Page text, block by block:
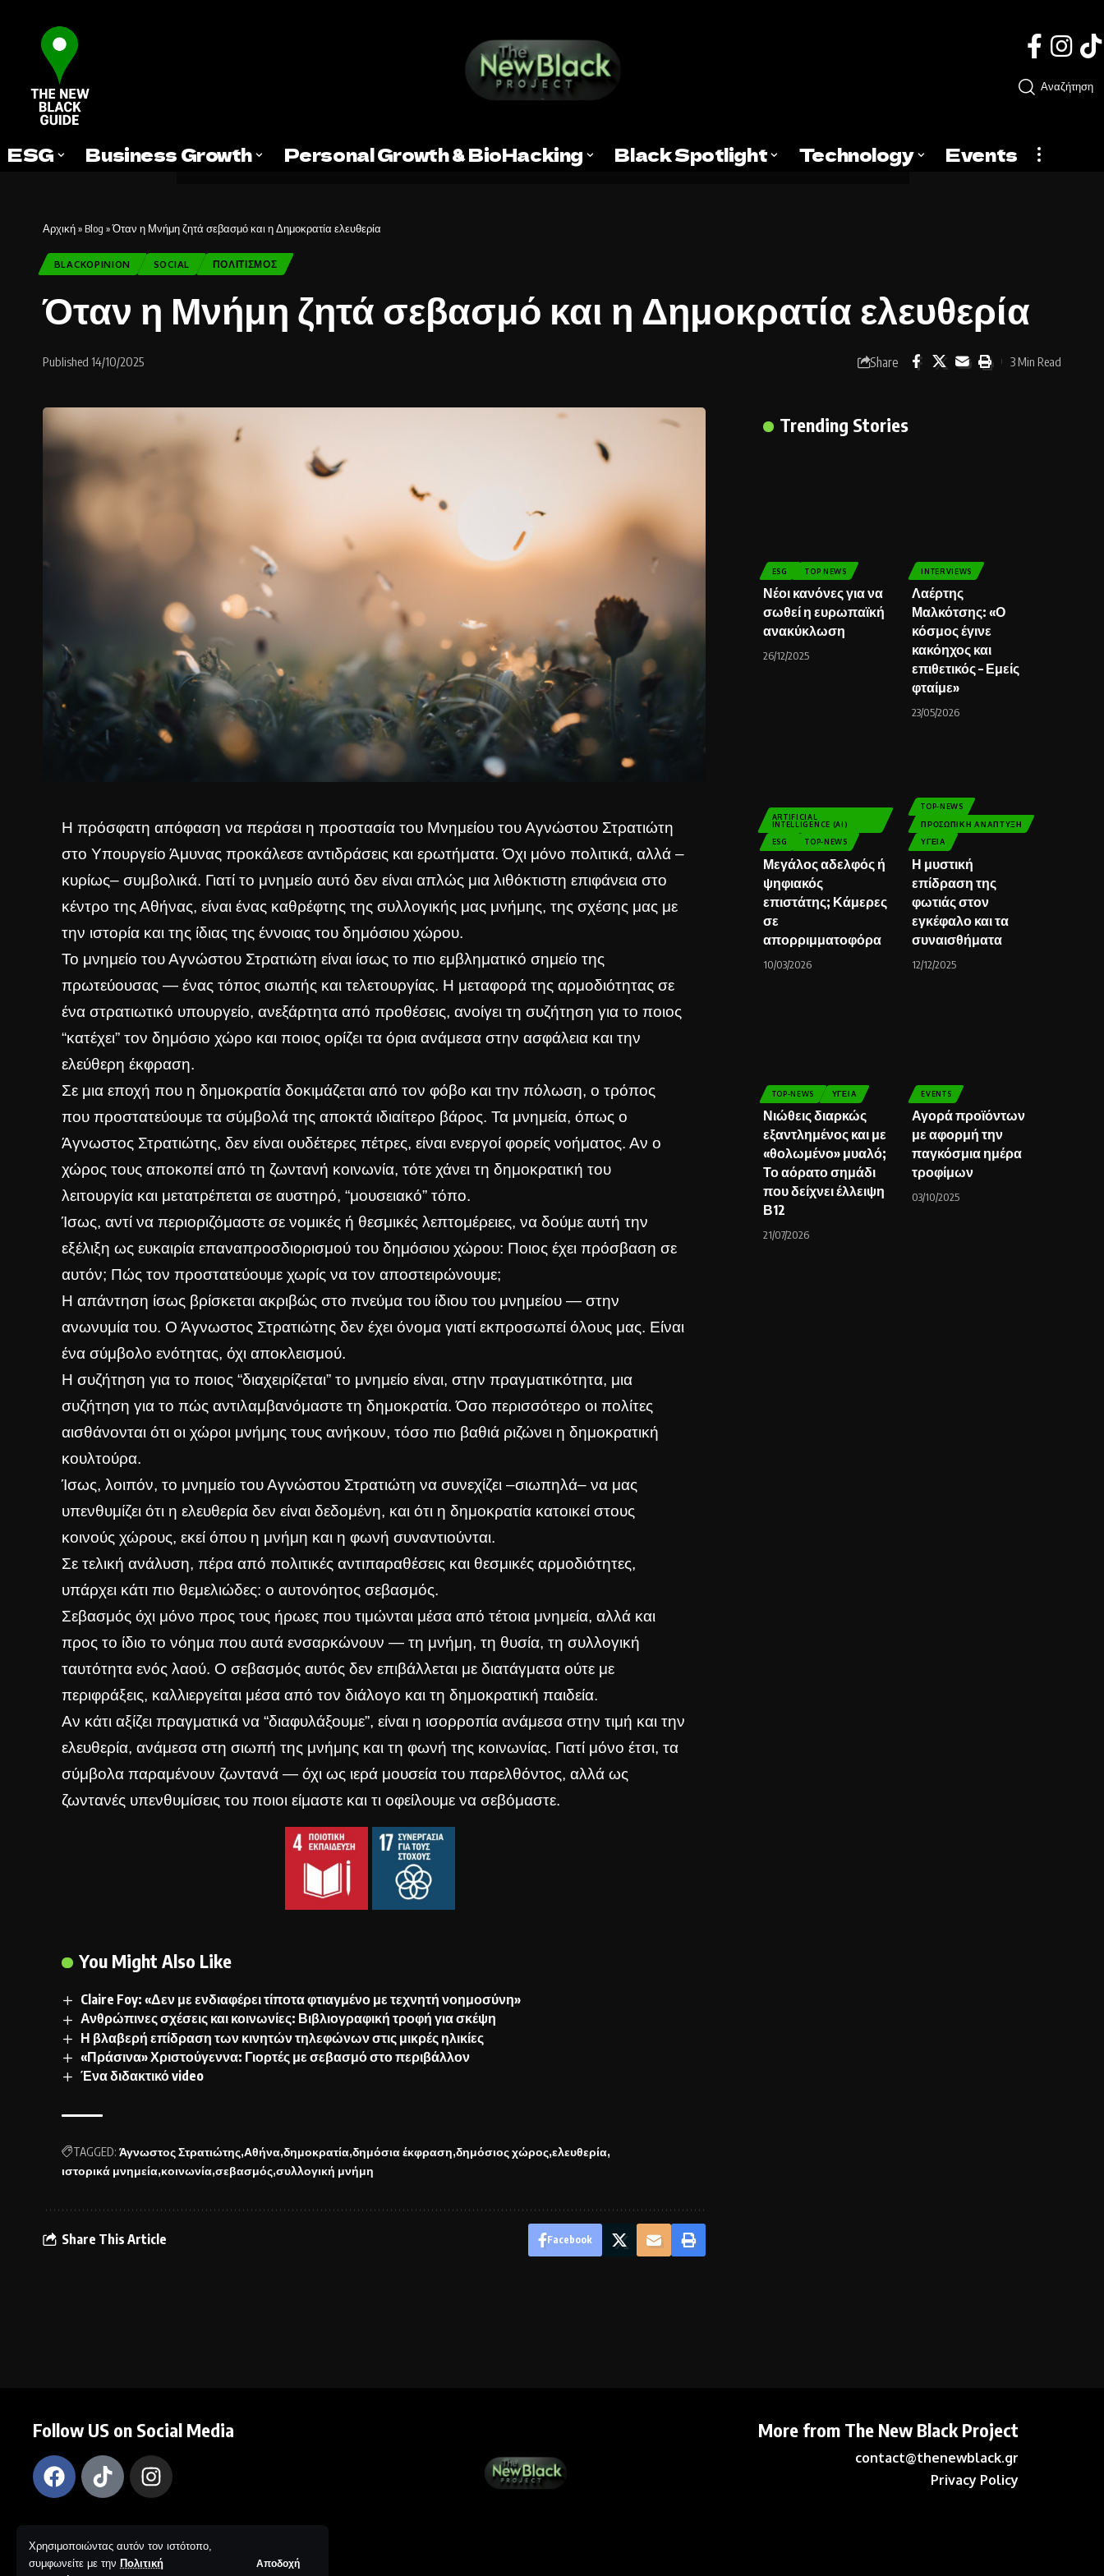
Χρησιμοποιώντας αυτόν τον ιστότοπο,
συμφωνείτε με την Πολιτική
Αποδοχή
Αναζήτηση
ESG Business Growth Personal Growth & BioHacking Black Spotlight Technology Events
Αρχική» Blog »Όταν η Μνήμη ζητά σεβασμό και η Δημοκρατία ελευθερία
BLACKOPINION SOCIAL ΠΟΛΙΤΙΣΜΌΣ
Όταν η Μνήμη ζητά σεβασμό και η Δημοκρατία ελευθερία
Published 14/10/2025 Share 3 Min Read
Η πρόσφατη απόφαση να περάσει η προστασία του Μνημείου του Αγνώστου Στρατιώτη
στο Υπουργείο Άμυνας προκάλεσε αντιδράσεις και ερωτήματα. Όχι μόνο πολιτικά, αλλά –
κυρίως– συμβολικά. Γιατί το μνημείο αυτό δεν είναι απλώς μια λιθόκτιστη επιφάνεια στο
κέντρο της Αθήνας, είναι ένας καθρέφτης της συλλογικής μας μνήμης, της σχέσης μας με
την ιστορία και της ίδιας της έννοιας του δημόσιου χώρου.
Το μνημείο του Αγνώστου Στρατιώτη είναι ίσως το πιο εμβληματικό σημείο της
πρωτεύουσας — ένας τόπος σιωπής και τελετουργίας. Η μεταφορά της αρμοδιότητας σε
ένα στρατιωτικό υπουργείο, ανεξάρτητα από προθέσεις, ανοίγει τη συζήτηση για το ποιος
“κατέχει” τον δημόσιο χώρο και ποιος ορίζει τα όρια ανάμεσα στην ασφάλεια και την
ελεύθερη έκφραση.
Σε μια εποχή που η δημοκρατία δοκιμάζεται από τον φόβο και την πόλωση, ο τρόπος
που προστατεύουμε τα σύμβολά της αποκτά ιδιαίτερο βάρος. Τα μνημεία, όπως ο
Άγνωστος Στρατιώτης, δεν είναι ουδέτερες πέτρες, είναι ενεργοί φορείς νοήματος. Αν ο
χώρος τους αποκοπεί από τη ζωντανή κοινωνία, τότε χάνει τη δημοκρατική του
λειτουργία και μετατρέπεται σε αυστηρό, “μουσειακό” τόπο.
Ίσως, αντί να περιοριζόμαστε σε νομικές ή θεσμικές λεπτομέρειες, να δούμε αυτή την
εξέλιξη ως ευκαιρία επαναπροσδιορισμού του δημόσιου χώρου: Ποιος έχει πρόσβαση σε
αυτόν; Πώς τον προστατεύουμε χωρίς να τον αποστειρώνουμε;
Η απάντηση ίσως βρίσκεται ακριβώς στο πνεύμα του ίδιου του μνημείου — στην
ανωνυμία του. Ο Άγνωστος Στρατιώτης δεν έχει όνομα γιατί εκπροσωπεί όλους μας. Είναι
ένα σύμβολο ενότητας, όχι αποκλεισμού.
Η συζήτηση για το ποιος “διαχειρίζεται” το μνημείο είναι, στην πραγματικότητα, μια
συζήτηση για το πώς αντιλαμβανόμαστε τη δημοκρατία. Όσο περισσότερο οι πολίτες
αισθάνονται ότι οι χώροι μνήμης τους ανήκουν, τόσο πιο βαθιά ριζώνει η δημοκρατική
κουλτούρα.
Ίσως, λοιπόν, το μνημείο του Αγνώστου Στρατιώτη να συνεχίζει –σιωπηλά– να μας
υπενθυμίζει ότι η ελευθερία δεν είναι δεδομένη, και ότι η δημοκρατία κατοικεί στους
κοινούς χώρους, εκεί όπου η μνήμη και η φωνή συναντιούνται.
Σε τελική ανάλυση, πέρα από πολιτικές αντιπαραθέσεις και θεσμικές αρμοδιότητες,
υπάρχει κάτι πιο θεμελιώδες: ο αυτονόητος σεβασμός.
Σεβασμός όχι μόνο προς τους ήρωες που τιμώνται μέσα από τέτοια μνημεία, αλλά και
προς το ίδιο το νόημα που αυτά ενσαρκώνουν — τη μνήμη, τη θυσία, τη συλλογική
ταυτότητα ενός λαού. Ο σεβασμός αυτός δεν επιβάλλεται με διατάγματα ούτε με
περιφράξεις, καλλιεργείται μέσα από τον διάλογο και τη δημοκρατική παιδεία.
Αν κάτι αξίζει πραγματικά να “διαφυλάξουμε”, είναι η ισορροπία ανάμεσα στην τιμή και την
ελευθερία, ανάμεσα στη σιωπή της μνήμης και τη φωνή της κοινωνίας. Γιατί μόνο έτσι, τα
σύμβολα παραμένουν ζωντανά — όχι ως ιερά μουσεία του παρελθόντος, αλλά ως
ζωντανές υπενθυμίσεις του ποιοι είμαστε και τι οφείλουμε να σεβόμαστε.
You Might Also Like
Claire Foy: «Δεν με ενδιαφέρει τίποτα φτιαγμένο με τεχνητή νοημοσύνη»
Ανθρώπινες σχέσεις και κοινωνίες: Βιβλιογραφική τροφή για σκέψη
Η βλαβερή επίδραση των κινητών τηλεφώνων στις μικρές ηλικίες
«Πράσινα» Χριστούγεννα: Γιορτές με σεβασμό στο περιβάλλον
Ένα διδακτικό video
TAGGED: Άγνωστος Στρατιώτης Αθήνα δημοκρατία δημόσια έκφραση δημόσιος χώρος ελευθερία
ιστορικά μνημεία κοινωνία σεβασμός συλλογική μνήμη
Share This Article Facebook
Trending Stories
ESG TOP NEWS
Νέοι κανόνες για να
σωθεί η ευρωπαϊκή
ανακύκλωση
26/12/2025
INTERVIEWS
Λαέρτης
Μαλκότσης: «Ο
κόσμος έγινε
κακόηχος και
επιθετικός – Εμείς
φταίμε»
23/05/2026
ARTIFICIAL
INTELLIGENCE (AI)
ESG
TOP-NEWS
Μεγάλος αδελφός ή
ψηφιακός
επιστάτης; Κάμερες
σε
απορριμματοφόρα
10/03/2026
TOP-NEWS
ΠΡΟΣΩΠΙΚΉ ΑΝΆΠΤΥΞΗ
ΥΓΕΊΑ
Η μυστική
επίδραση της
φωτιάς στον
εγκέφαλο και τα
συναισθήματα
12/12/2025
TOP-NEWS ΥΓΕΊΑ
Νιώθεις διαρκώς
εξαντλημένος και με
«θολωμένο» μυαλό;
Το αόρατο σημάδι
που δείχνει έλλειψη
Β12
21/07/2026
EVENTS
Αγορά προϊόντων
με αφορμή την
παγκόσμια ημέρα
τροφίμων
03/10/2025
Follow US on Social Media More from The New Black Project
contact@thenewblack.gr
Privacy Policy
© The New Black Project. Web Design by IKAROS Creative
Solutions. All Rights Reserved.